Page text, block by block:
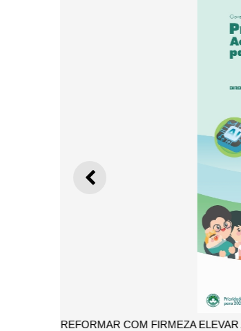
ANTERIOR
1. Consolidação da barreira em